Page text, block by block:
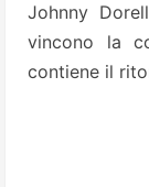
Johnny
vincono la
contiene il